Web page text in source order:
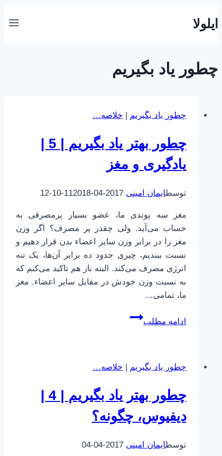
بهایلولا
چطور یاد بگیریم
چطور یاد بگیریم | خلاصه…
چطور بهتر یاد بگیریم | 5 |
یادگیری و مغز
توسطایمان امینی 2017-04-11
2018-10-12
مغز سه پوندی ما، عضو بسیار پرمصرفی به
حساب می‌آید. ولی چقدر پر مصرف؟ اگر وزن
مغز را در برابر وزن سایر اعضاء بدن قرار دهیم و
نسبت ببندیم، چیزی حدود ده برابر آن‌ها، یک تنه
انرژی مصرف می‌کند. البته باز هم تاکید می‌کنم که
به نسبت وزن خودش در مقابل سایر اعضاء. مغز
ما، تمامی…
ادامه مطلب
چطور
|
|
یادگیری
و
چطور یاد بگیریم | خلاصه…
چطور بهتر یاد بگیریم | 4 |
دیفیوس، چگونه؟
توسطایمان امینی 2017-04-04